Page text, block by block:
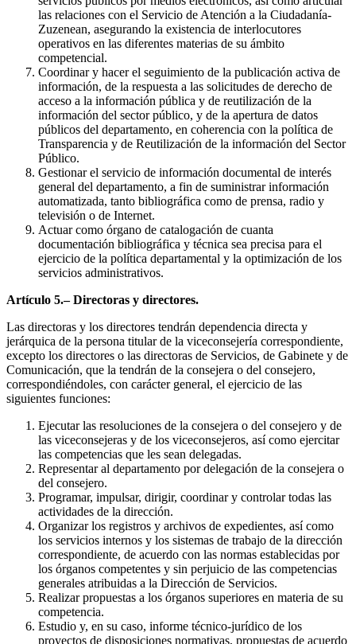
las relaciones con el Servicio de Atención a la Ciudadanía-
Zuzenean, asegurando la existencia de interlocutores
operativos en las diferentes materias de su ámbito
competencial.
Coordinar y hacer el seguimiento de la publicación activa de
información, de la respuesta a las solicitudes de derecho de
acceso a la información pública y de reutilización de la
información del sector público, y de la apertura de datos
públicos del departamento, en coherencia con la política de
Transparencia y de Reutilización de la información del Sector
Público.
Gestionar el servicio de información documental de interés
general del departamento, a fin de suministrar información
automatizada, tanto bibliográfica como de prensa, radio y
televisión o de Internet.
Actuar como órgano de catalogación de cuanta
documentación bibliográfica y técnica sea precisa para el
ejercicio de la política departamental y la optimización de los
servicios administrativos.
Artículo 5.– Directoras y directores.
Las directoras y los directores tendrán dependencia directa y
jerárquica de la persona titular de la viceconsejería correspondiente,
excepto los directores o las directoras de Servicios, de Gabinete y de
Comunicación, que la tendrán de la consejera o del consejero,
correspondiéndoles, con carácter general, el ejercicio de las
siguientes funciones:
Ejecutar las resoluciones de la consejera o del consejero y de
las viceconsejeras y de los viceconsejeros, así como ejercitar
las competencias que les sean delegadas.
Representar al departamento por delegación de la consejera o
del consejero.
Programar, impulsar, dirigir, coordinar y controlar todas las
actividades de la dirección.
Organizar los registros y archivos de expedientes, así como
los servicios internos y los sistemas de trabajo de la dirección
correspondiente, de acuerdo con las normas establecidas por
los órganos competentes y sin perjuicio de las competencias
generales atribuidas a la Dirección de Servicios.
Realizar propuestas a los órganos superiores en materia de su
competencia.
Estudio y, en su caso, informe técnico-jurídico de los
proyectos de disposiciones normativas, propuestas de acuerdo